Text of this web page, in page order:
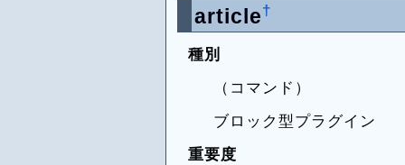
article†
種別
（コマンド）
ブロック型プラグイン
重要度